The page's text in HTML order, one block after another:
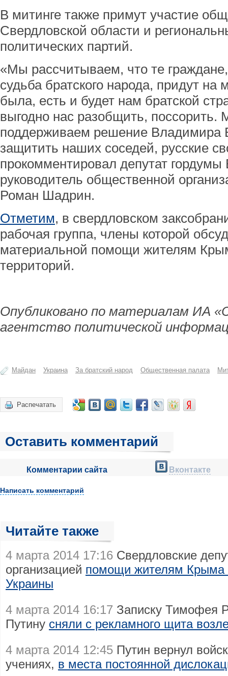
В митинге также примут участие
Свердловской области и
политических партий.
«Мы рассчитываем, что те
судьба братского народа, придут на
была, есть и будет нам братской
выгодно нас разобщить,
поддерживаем решение Владимира
защитить наших соседей, русские
прокомментировал депутат гордумы
руководитель общественной
Роман Шадрин.
Отметим, в свердловском
рабочая группа, члены которой
материальной помощи жителям
территорий.
Опубликовано по материалам ИА
агентство политической
Майдан Украина За братский народ Общественная палата
Распечатать
Оставить комментарий
Комментарии сайта Вконтакте
Написать комментарий
Читайте также
4 марта 2014 17:16 Свердловские
организацией помощи жителям Крыма
Украины
4 марта 2014 16:17 Записку Тимофея
Путину сняли с рекламного щита
4 марта 2014 12:45 Путин вернул
учениях, в места постоянной